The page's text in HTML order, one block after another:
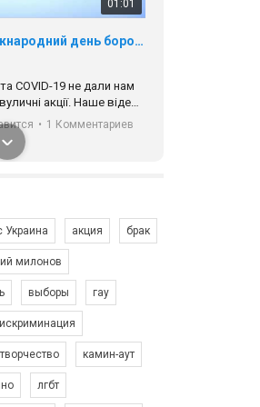
01:01
17 травня IDAHO. Міжнародний день боротьби з гомофобією трансфобією і біфобія.
COVІD-19 не дали нам
акції. Наше відео-
коли ми у різних
ми разом. Ми
цінності рівності та
до нас. Регіональні
України.
• 1 Комментариев
Зупинимо насильство проти ЛГБТ в Україні! Stop violence against LGBT in Ukraine!
промо-ролік на
Украина акция брак
милонов
выборы гау
камин-аут
лгбт